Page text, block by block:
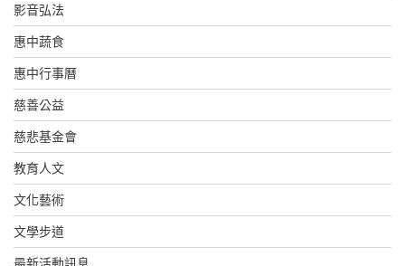
影音弘法
惠中蔬食
惠中行事曆
慈善公益
慈悲基金會
教育人文
文化藝術
文學步道